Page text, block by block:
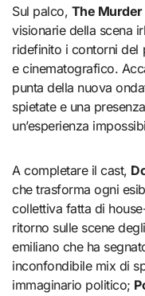
Sul palco, The Murder
visionarie della scena
ridefinito i contorni del
e cinematografico.
punta della nuova
spietate e una
un’esperienza
A completare il cast,
che trasforma ogni
collettiva fatta di
ritorno sulle scene degli
emiliano che ha
inconfondibile mix di
immaginario politico;